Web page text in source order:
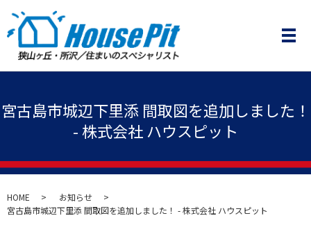
メ
宮古島市城辺下里添 間取図を追加しました！
- 株式会社 ハウスピット
HOME
お知らせ
宮古島市城辺下里添 間取図を追加しました！ - 株式会社 ハウスピット